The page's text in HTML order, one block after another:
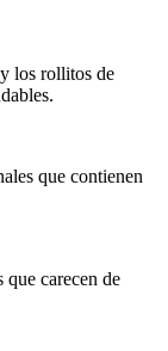
los rollitos de
que contienen
carecen de